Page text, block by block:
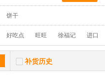
饼干
好吃点 旺旺 徐福记 进口
 补货历史